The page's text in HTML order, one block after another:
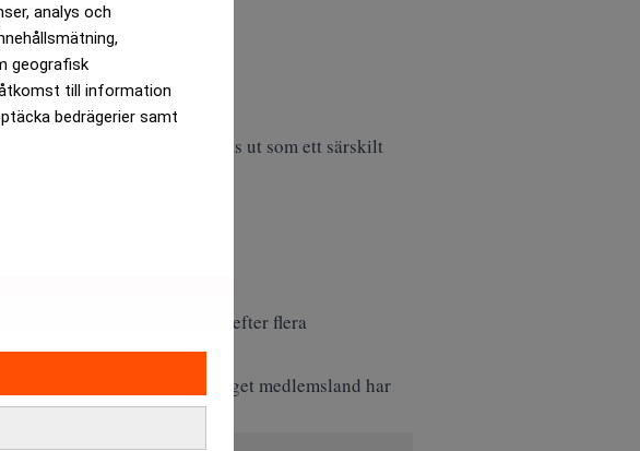
analys och
geografisk
till information
bedrägerier samt
där rysk aggression pekas ut som ett särskilt
PS
försvarsutgifter, men ligger efter flera
– ett krav som hittills inget medlemsland har